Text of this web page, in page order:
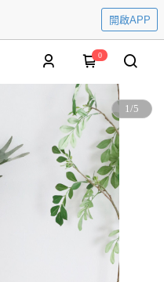
開啟APP
0
1/5